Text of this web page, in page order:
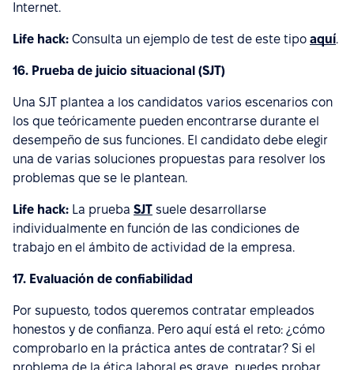
Internet.
Life hack: Consulta un ejemplo de test de este tipo aquí.
16. Prueba de juicio situacional (SJT)
Una SJT plantea a los candidatos varios escenarios con
los que teóricamente pueden encontrarse durante el
desempeño de sus funciones. El candidato debe elegir
una de varias soluciones propuestas para resolver los
problemas que se le plantean.
Life hack: La prueba SJT suele desarrollarse
individualmente en función de las condiciones de
trabajo en el ámbito de actividad de la empresa.
17. Evaluación de confiabilidad
Por supuesto, todos queremos contratar empleados
honestos y de confianza. Pero aquí está el reto: ¿cómo
comprobarlo en la práctica antes de contratar? Si el
problema de la ética laboral es grave, puedes probar